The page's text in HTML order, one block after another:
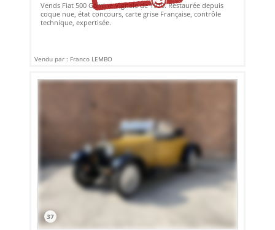
Vends Fiat 500 Gamine Vignale de 1970. Restaurée depuis
coque nue, état concours, carte grise Française, contrôle
technique, expertisée.
Vendu par : Franco LEMBO
37